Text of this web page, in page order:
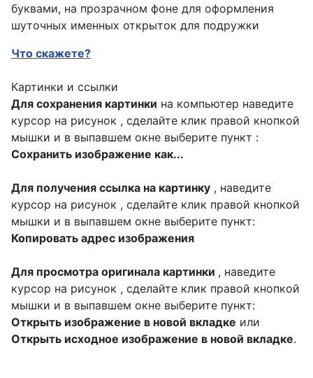
буквами, на прозрачном фоне для оформления
шуточных именных открыток для подружки
Что скажете?
Картинки и ссылки
Для сохранения картинки на компьютер наведите
курсор на рисунок , сделайте клик правой кнопкой
мышки и в выпавшем окне выберите пункт :
Сохранить изображение как...
Для получения ссылка на картинку , наведите
курсор на рисунок , сделайте клик правой кнопкой
мышки и в выпавшем окне выберите пункт:
Копировать адрес изображения
Для просмотра оригинала картинки , наведите
курсор на рисунок , сделайте клик правой кнопкой
мышки и в выпавшем окне выберите пункт:
Открыть изображение в новой вкладке или
Открыть исходное изображение в новой вкладке.